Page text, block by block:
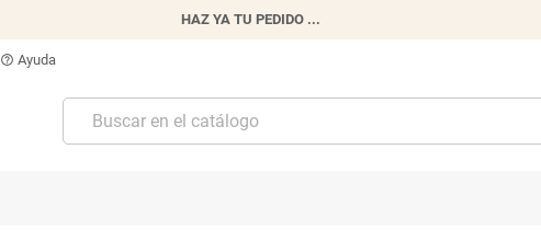
HAZ YA TU PEDIDO ...
help_outline Ayuda